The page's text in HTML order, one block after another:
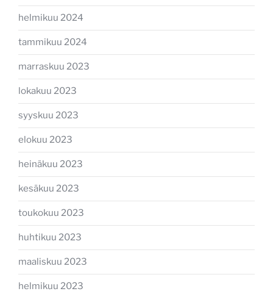
helmikuu 2024
tammikuu 2024
marraskuu 2023
lokakuu 2023
syyskuu 2023
elokuu 2023
heinäkuu 2023
kesäkuu 2023
toukokuu 2023
huhtikuu 2023
maaliskuu 2023
helmikuu 2023